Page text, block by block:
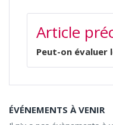
NAVIGATION
DE
L’ARTICLE
Article
Peut-on évaluer
ÉVÉNEMENTS À VENIR